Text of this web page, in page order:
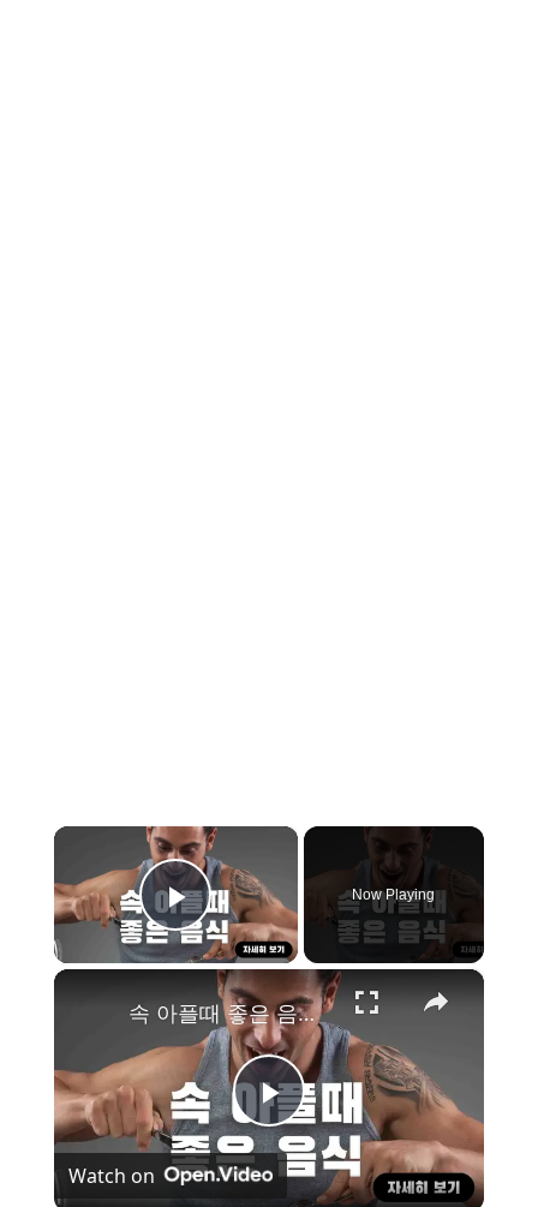
Play Video
Now Playing
P
속 아플때 좋은 음식 18가지
Watch on